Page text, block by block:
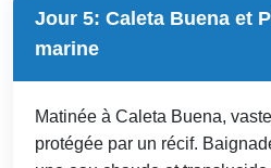
Jour 5: Caleta Buena et
marine
Matinée à Caleta Buena,
protégée par un récif.